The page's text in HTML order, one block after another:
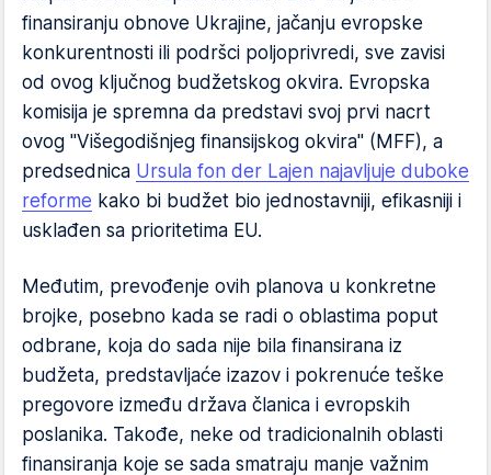
finansiranju obnove Ukrajine, jačanju evropske
konkurentnosti ili podršci poljoprivredi, sve zavisi
od ovog ključnog budžetskog okvira. Evropska
komisija je spremna da predstavi svoj prvi nacrt
ovog "Višegodišnjeg finansijskog okvira" (MFF), a
predsednica Ursula fon der Lajen najavljuje duboke
reforme kako bi budžet bio jednostavniji, efikasniji i
usklađen sa prioritetima EU.
Međutim, prevođenje ovih planova u konkretne
brojke, posebno kada se radi o oblastima poput
odbrane, koja do sada nije bila finansirana iz
budžeta, predstavljaće izazov i pokrenuće teške
pregovore između država članica i evropskih
poslanika. Takođe, neke od tradicionalnih oblasti
finansiranja koje se sada smatraju manje važnim